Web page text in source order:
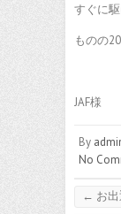
すぐに
ものの
JAF様
By
No
← お